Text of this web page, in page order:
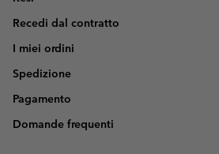
Recedi dal contratto
I miei ordini
Spedizione
Pagamento
Domande frequenti